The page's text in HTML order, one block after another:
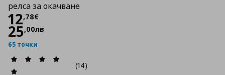
релса за окачване
12,78€
Цена
25,00лв
65 точки
(14)